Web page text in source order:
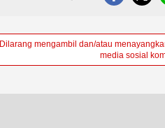
Dilarang mengambil dan/atau
media sosial